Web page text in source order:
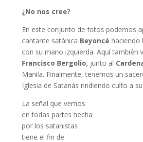
¿No nos cree?
En este conjunto de fotos podemos
cantante satánica Beyoncé haciendo
con su mano izquierda. Aquí también
Francisco Bergolio, junto al
Manila. Finalmente, tenemos un
Iglesia de Satanás rindiendo culto a
La señal que vemos
en todas partes hecha
por los satanistas
tiene el fin de